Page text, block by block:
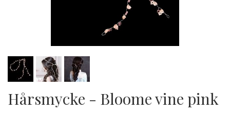
Hårsmycke - Bloome vine pink